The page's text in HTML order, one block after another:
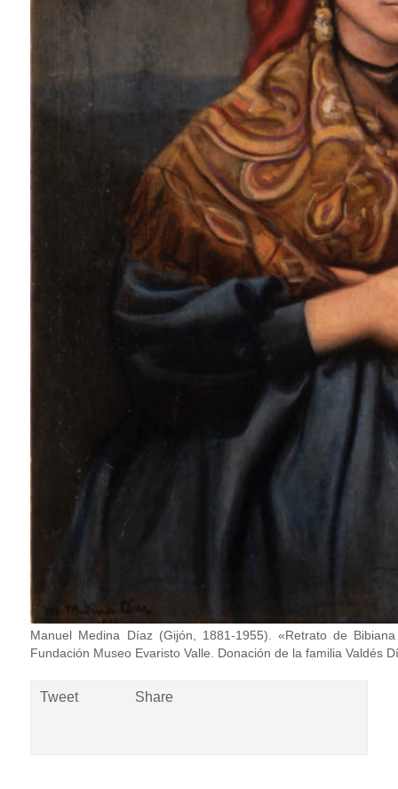
Manuel Medina Díaz (Gijón, 1881-1955). «Retrato de
Fundación Museo Evaristo Valle. Donación de la familia Valdés
Tweet Share